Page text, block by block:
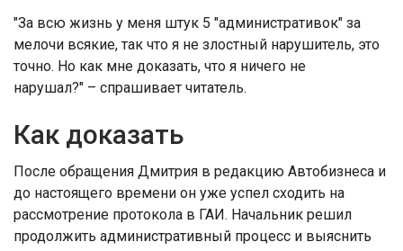
"За всю жизнь у меня штук 5 "административок" за
мелочи всякие, так что я не злостный нарушитель, это
точно. Но как мне доказать, что я ничего не
нарушал?" – спрашивает читатель.
Как доказать
После обращения Дмитрия в редакцию Автобизнеса и
до настоящего времени он уже успел сходить на
рассмотрение протокола в ГАИ. Начальник решил
продолжить административный процесс и выяснить